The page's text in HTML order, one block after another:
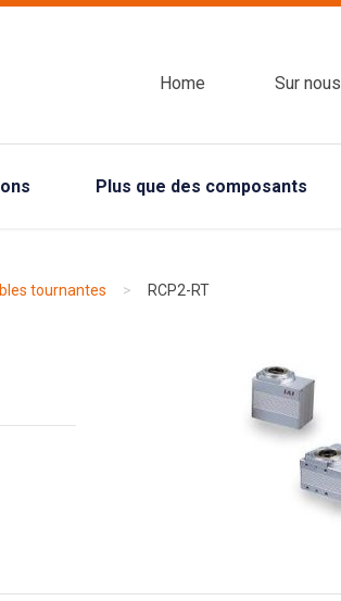
Home Sur nous
Plus que des composants
tournantes > RCP2-RT